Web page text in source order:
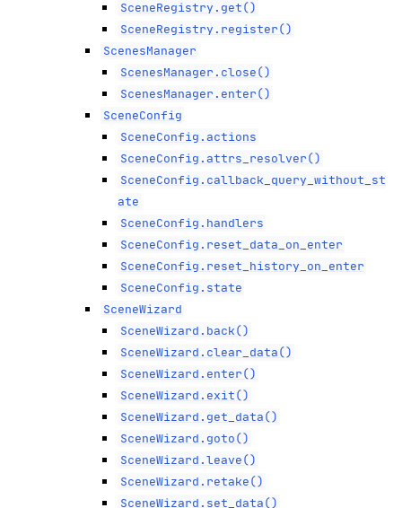
SceneRegistry.get()
SceneRegistry.register()
ScenesManager
ScenesManager.close()
ScenesManager.enter()
SceneConfig
SceneConfig.actions
SceneConfig.attrs_resolver()
SceneConfig.callback_query_without_st
ate
SceneConfig.handlers
SceneConfig.reset_data_on_enter
SceneConfig.reset_history_on_enter
SceneConfig.state
SceneWizard
SceneWizard.back()
SceneWizard.clear_data()
SceneWizard.enter()
SceneWizard.exit()
SceneWizard.get_data()
SceneWizard.goto()
SceneWizard.leave()
SceneWizard.retake()
SceneWizard.set_data()